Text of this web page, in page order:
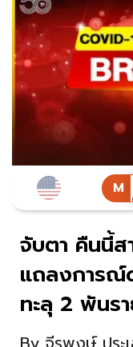
จับตา คืนนี้
แถลงการ
ทะลุ 2 พันร